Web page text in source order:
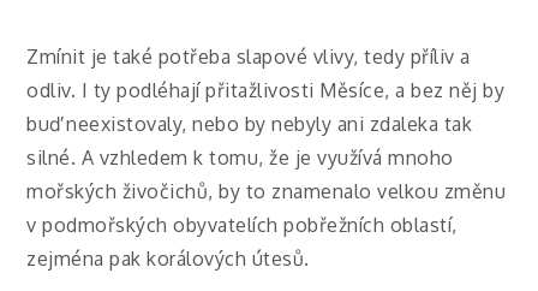
Zmínit je také potřeba slapové vlivy, tedy příliv a
odliv. I ty podléhají přitažlivosti Měsíce, a bez něj by
buď neexistovaly, nebo by nebyly ani zdaleka tak
silné. A vzhledem k tomu, že je využívá mnoho
mořských živočichů, by to znamenalo velkou změnu
v podmořských obyvatelích pobřežních oblastí,
zejména pak korálových útesů.